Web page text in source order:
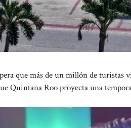
que más de un millón de turistas
Quintana Roo proyecta una